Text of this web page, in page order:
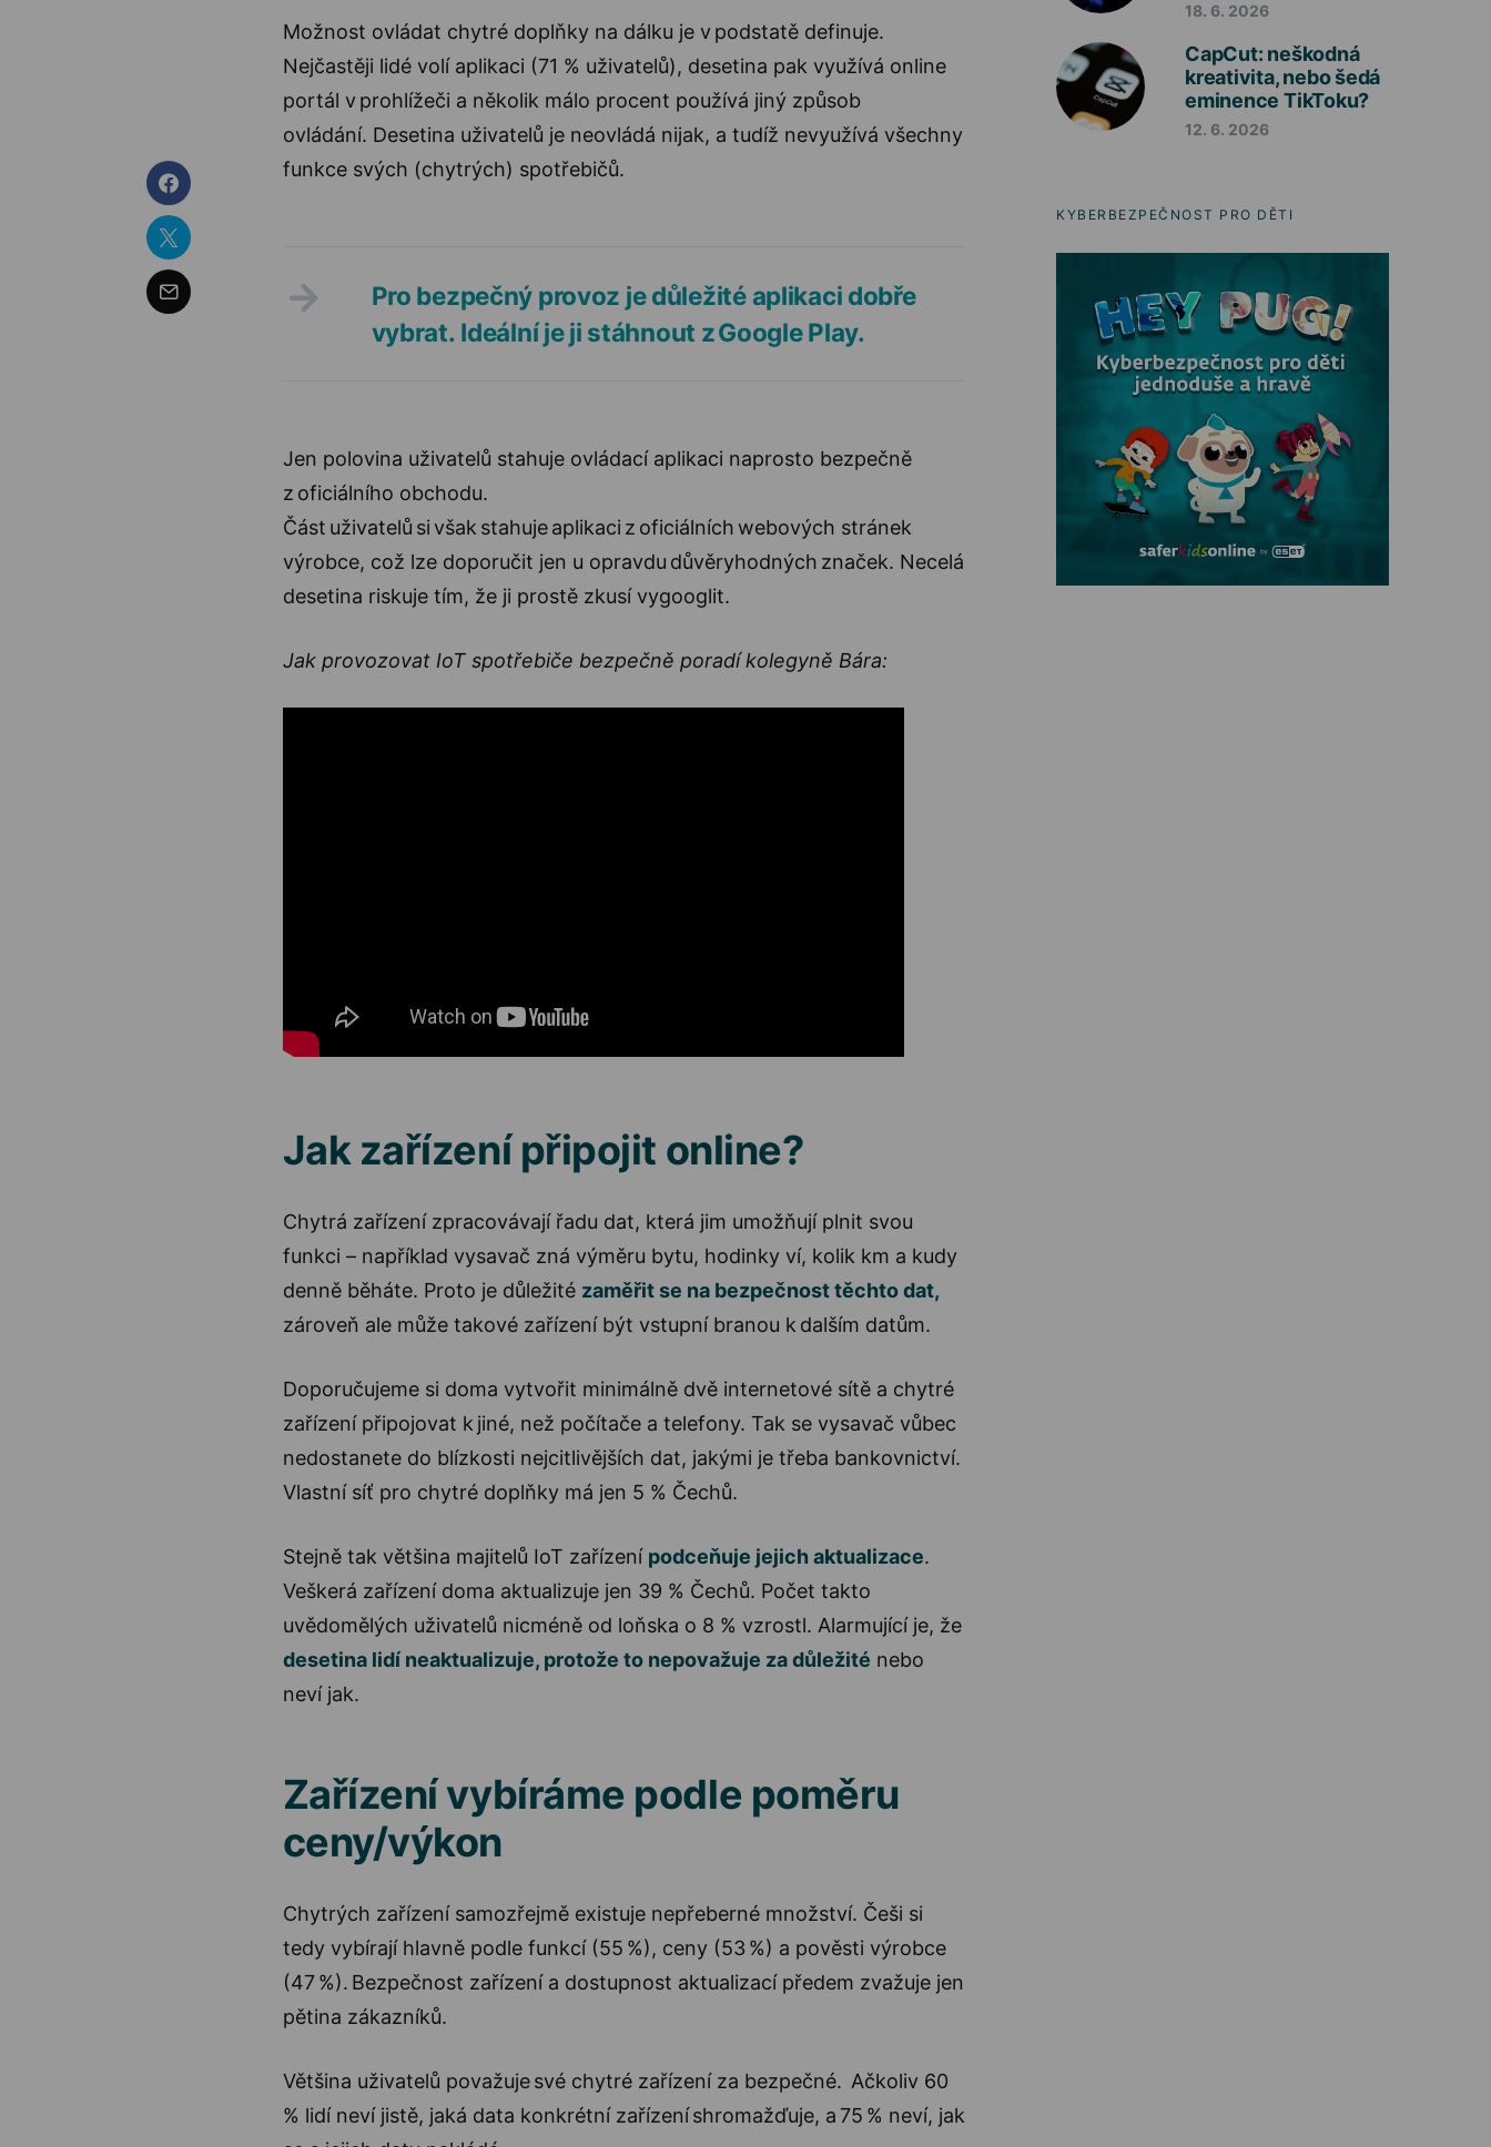
Možnost ovládat chytré doplňky na dálku je v podstatě definuje.
Nejčastěji lidé volí aplikaci (71 % uživatelů), desetina pak využívá online
portál v prohlížeči a několik málo procent používá jiný způsob
ovládání. Desetina uživatelů je neovládá nijak, a tudíž nevyužívá všechny
funkce svých (chytrých) spotřebičů.
Pro bezpečný provoz je důležité aplikaci dobře
vybrat. Ideální je ji stáhnout z Google Play.
Jen polovina uživatelů stahuje ovládací aplikaci naprosto bezpečně
z oficiálního obchodu.
Část uživatelů si však stahuje aplikaci z oficiálních webových stránek
výrobce, což lze doporučit jen u opravdu důvěryhodných značek. Necelá
desetina riskuje tím, že ji prostě zkusí vygooglit.
Jak provozovat IoT spotřebiče bezpečně poradí kolegyně Bára:
Jak zařízení připojit online?
Chytrá zařízení zpracovávají řadu dat, která jim umožňují plnit svou
funkci – například vysavač zná výměru bytu, hodinky ví, kolik km a kudy
denně běháte. Proto je důležité zaměřit se na bezpečnost těchto dat,
zároveň ale může takové zařízení být vstupní branou k dalším datům.
Doporučujeme si doma vytvořit minimálně dvě internetové sítě a chytré
zařízení připojovat k jiné, než počítače a telefony. Tak se vysavač vůbec
nedostanete do blízkosti nejcitlivějších dat, jakými je třeba bankovnictví.
Vlastní síť pro chytré doplňky má jen 5 % Čechů.
Stejně tak většina majitelů IoT zařízení podceňuje jejich aktualizace.
Veškerá zařízení doma aktualizuje jen 39 % Čechů. Počet takto
uvědomělých uživatelů nicméně od loňska o 8 % vzrostl. Alarmující je, že
desetina lidí neaktualizuje, protože to nepovažuje za důležité nebo
neví jak.
Zařízení vybíráme podle poměru
ceny/výkon
Chytrých zařízení samozřejmě existuje nepřeberné množství. Češi si
tedy vybírají hlavně podle funkcí (55 %), ceny (53 %) a pověsti výrobce
(47 %). Bezpečnost zařízení a dostupnost aktualizací předem zvažuje jen
pětina zákazníků.
Většina uživatelů považuje své chytré zařízení za bezpečné. Ačkoliv 60
% lidí neví jistě, jaká data konkrétní zařízení shromažďuje, a 75 % neví, jak
18. 6. 2026
CapCut: neškodná
kreativita, nebo šedá
eminence TikToku?
12. 6. 2026
KYBERBEZPEČNOST PRO DĚTI